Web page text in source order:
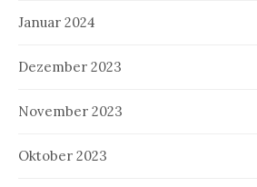
Januar 2024
Dezember 2023
November 2023
Oktober 2023